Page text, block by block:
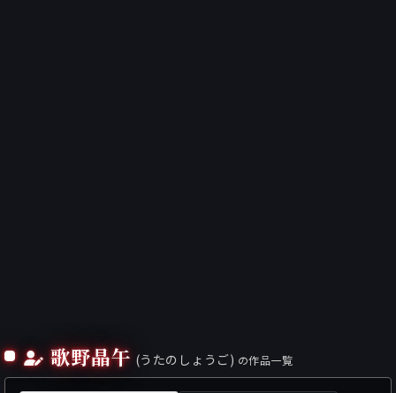
歌野晶午 (うたのしょうご) の作品一覧